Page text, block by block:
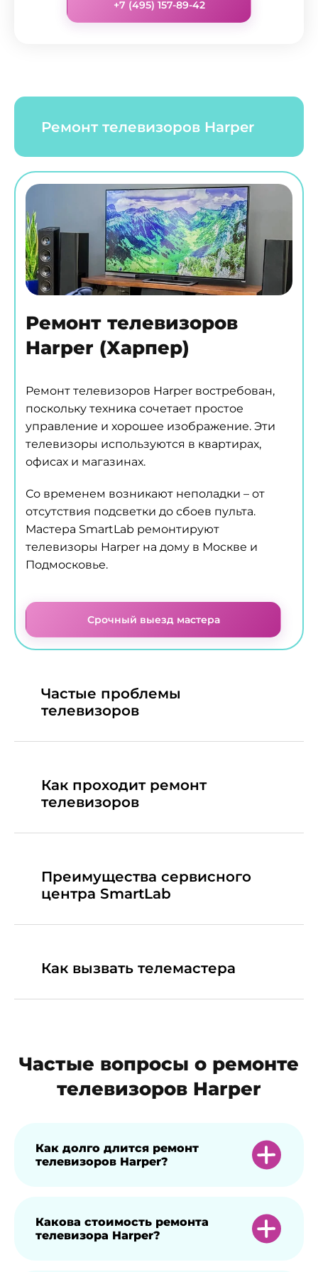
+7 (495) 157-89-42
Ремонт телевизоров Harper
Ремонт телевизоров
Harper (Харпер)
Ремонт телевизоров Harper востребован,
поскольку техника сочетает простое
управление и хорошее изображение. Эти
телевизоры используются в квартирах,
офисах и магазинах.
Со временем возникают неполадки – от
отсутствия подсветки до сбоев пульта.
Мастера SmartLab ремонтируют
телевизоры Harper на дому в Москве и
Подмосковье.
Срочный выезд мастера
Частые проблемы
телевизоров
Как проходит ремонт
телевизоров
Преимущества сервисного
центра SmartLab
Как вызвать телемастера
Частые вопросы о ремонте
телевизоров Harper
Как долго длится ремонт
телевизоров Harper?
Время ремонта зависит от сложности
проблемы, но в чаще всего
Какова стоимость ремонта
телевизора Harper?